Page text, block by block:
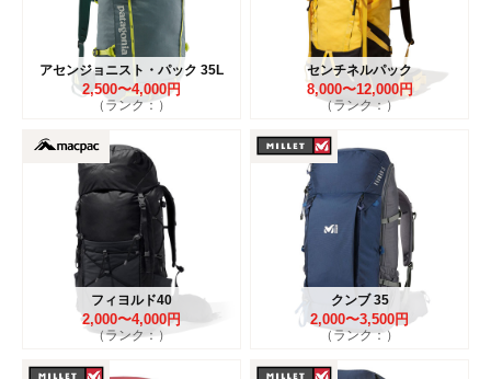
アセンジョニスト・パック 35L
2,500〜4,000円
（ランク：）
センチネルパック
8,000〜12,000円
（ランク：）
フィヨルド40
2,000〜4,000円
（ランク：）
クンブ 35
2,000〜3,500円
（ランク：）